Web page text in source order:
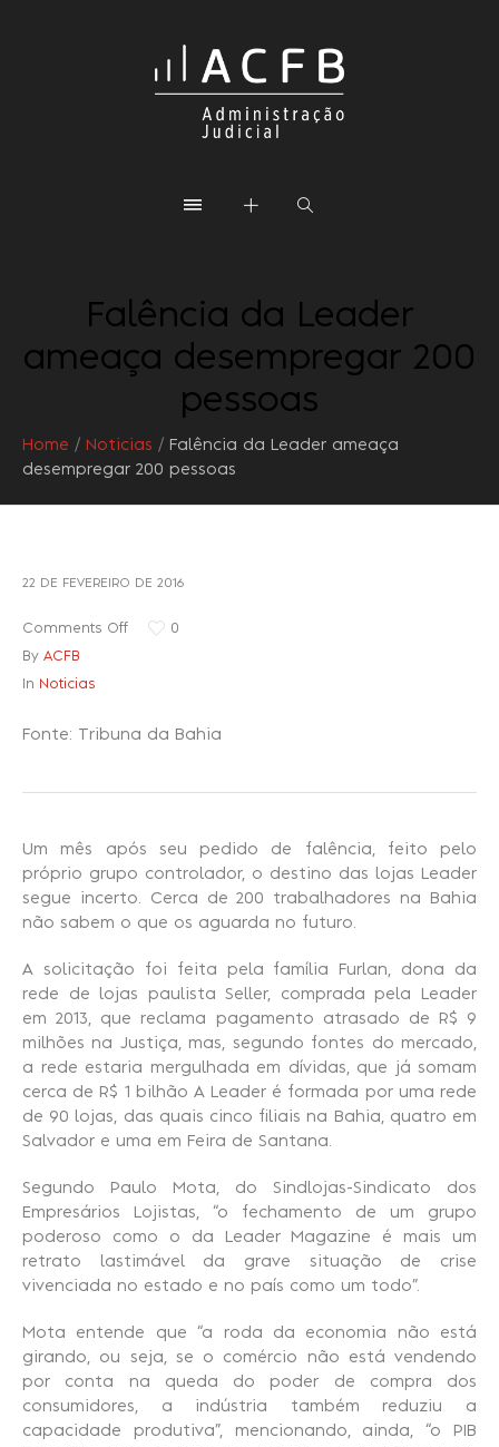
Falência da Leader
ameaça desempregar 200
pessoas
Home / Noticias / Falência da Leader ameaça
desempregar 200 pessoas
22 DE FEVEREIRO DE 2016
Comments Off 0
By ACFB
In Noticias
Fonte: Tribuna da Bahia
Um mês após seu pedido de falência, feito pelo
próprio grupo controlador, o destino das lojas Leader
segue incerto. Cerca de 200 trabalhadores na Bahia
não sabem o que os aguarda no futuro.
A solicitação foi feita pela família Furlan, dona da
rede de lojas paulista Seller, comprada pela Leader
em 2013, que reclama pagamento atrasado de R$ 9
milhões na Justiça, mas, segundo fontes do mercado,
a rede estaria mergulhada em dívidas, que já somam
cerca de R$ 1 bilhão A Leader é formada por uma rede
de 90 lojas, das quais cinco filiais na Bahia, quatro em
Salvador e uma em Feira de Santana.
Segundo Paulo Mota, do Sindlojas-Sindicato dos
Empresários Lojistas, “o fechamento de um grupo
poderoso como o da Leader Magazine é mais um
retrato lastimável da grave situação de crise
vivenciada no estado e no país como um todo”.
Mota entende que “a roda da economia não está
girando, ou seja, se o comércio não está vendendo
por conta na queda do poder de compra dos
consumidores, a indústria também reduziu a
capacidade produtiva”, mencionando, ainda, “o PIB